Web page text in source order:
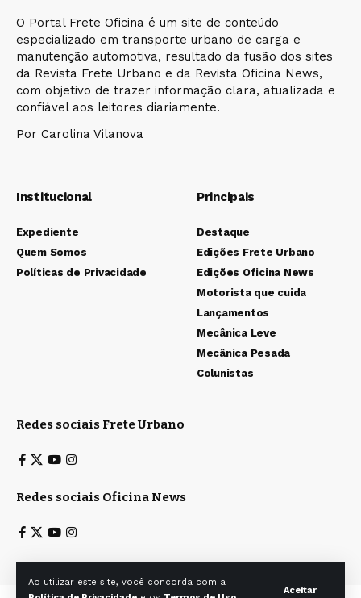
Ao utilizar este site, você concorda com a
Aceitar
O Portal Frete Oficina é um site de conteúdo
especializado em transporte urbano de carga e
manutenção automotiva, resultado da fusão dos sites
da Revista Frete Urbano e da Revista Oficina News,
com objetivo de trazer informação clara, atualizada e
confiável aos leitores diariamente.
Por Carolina Vilanova
Institucional
Expediente
Quem Somos
Políticas de Privacidade
Principais
Destaque
Edições Frete Urbano
Edições Oficina News
Motorista que cuida
Lançamentos
Mecânica Leve
Mecânica Pesada
Colunistas
Redes sociais Frete Urbano
Redes sociais Oficina News